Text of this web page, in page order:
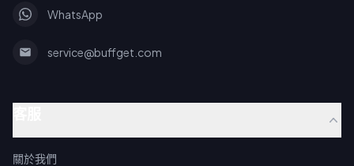
WhatsApp
service@buffget.com
關於我們